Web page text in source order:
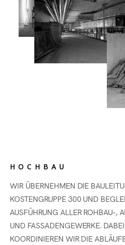
HOCHBAU
WIR ÜBERNEHMEN DIE
KOSTENGRUPPE 300 UND
AUSFÜHRUNG ALLER ROHBAU-,
UND FASSADENGEWERKE. DABEI
KOORDINIEREN WIR DIE